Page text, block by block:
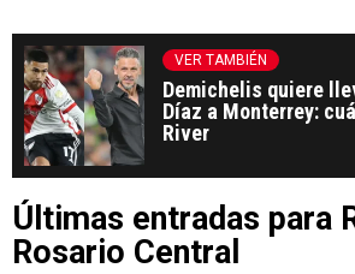
VER TAMBIÉN
Demichelis quiere
Díaz a Monterrey:
River
Últimas entradas para
Rosario Central